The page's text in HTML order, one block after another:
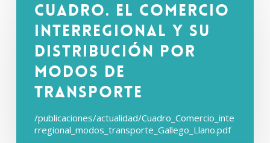
Cuadro. El comercio
interregional y su
distribución por
modos de
transporte
/publicaciones/actualidad/Cuadro_Comercio_inte
rregional_modos_transporte_Gallego_Llano.pdf